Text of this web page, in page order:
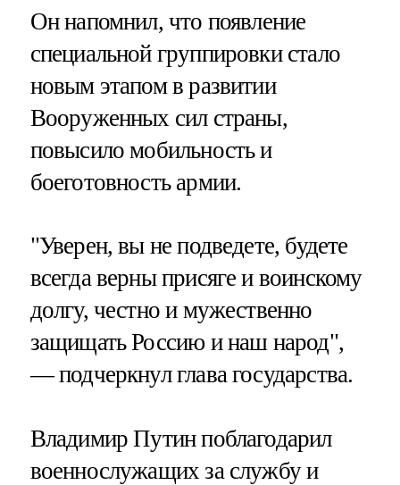
Он напомнил, что появление
специальной группировки стало
новым этапом в развитии
Вооруженных сил страны,
повысило мобильность и
боеготовность армии.
"Уверен, вы не подведете, будете
всегда верны присяге и воинскому
долгу, честно и мужественно
защищать Россию и наш народ",
— подчеркнул глава государства.
Владимир Путин поблагодарил
военнослужащих за службу и